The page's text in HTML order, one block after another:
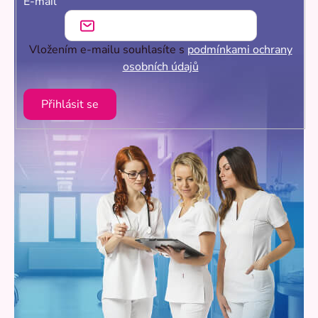
Vložením e-mailu souhlasíte s podmínkami ochrany
osobních údajů
Přihlásit se